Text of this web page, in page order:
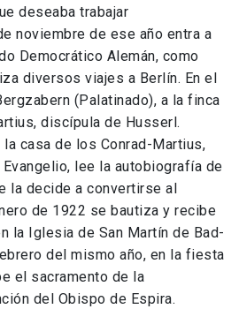
deseaba trabajar
noviembre de ese año entra a
Democrático Alemán, como
diversos viajes a Berlín. En el
(Palatinado), a la finca
discípula de Husserl.
la casa de los Conrad-Martius,
lee la autobiografía de
la decide a convertirse al
de 1922 se bautiza y recibe
la Iglesia de San Martín de Bad-
del mismo año, en la fiesta
el sacramento de la
del Obispo de Espira.